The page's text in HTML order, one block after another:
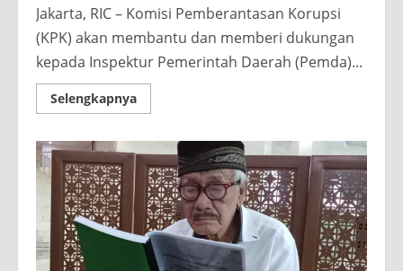
Jakarta, RIC – Komisi Pemberantasan Korupsi
(KPK) akan membantu dan memberi dukungan
kepada Inspektur Pemerintah Daerah (Pemda)...
SelengkapnyaRead
more
Inspektur
Kawal
BUMD
Dan
SKPD